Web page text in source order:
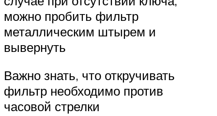
можно пробить фильтр
металлическим штырем и
вывернуть
Важно знать, что откручивать
фильтр необходимо против
часовой стрелки